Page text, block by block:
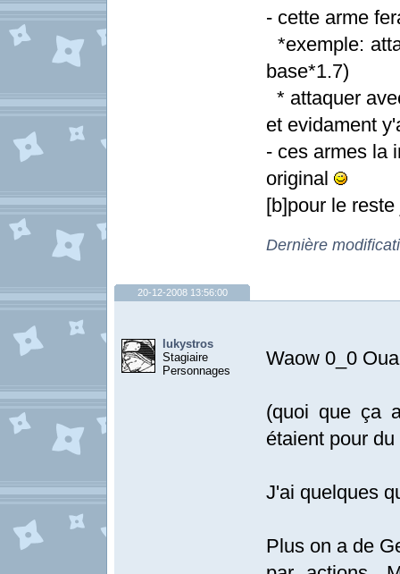
- cette arme
*exemple:
base*1.7)
* attaquer
et evidament
- ces armes la
original
[b]pour le
Dernière
20-12-2008 13:56:00
lukystros
Stagiaire
Personnages
Waow 0_0
(quoi que ça
étaient pour
J'ai quelques
Plus on a de